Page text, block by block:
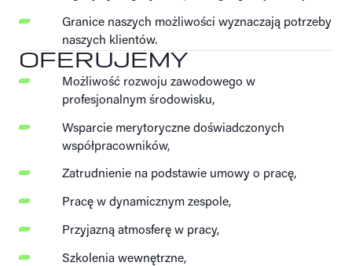
Granice naszych możliwości wyznaczają potrzeby
naszych klientów.
OFERUJEMY
Możliwość rozwoju zawodowego w
profesjonalnym środowisku,
Wsparcie merytoryczne doświadczonych
współpracowników,
Zatrudnienie na podstawie umowy o pracę,
Pracę w dynamicznym zespole,
Przyjazną atmosferę w pracy,
Szkolenia wewnętrzne,